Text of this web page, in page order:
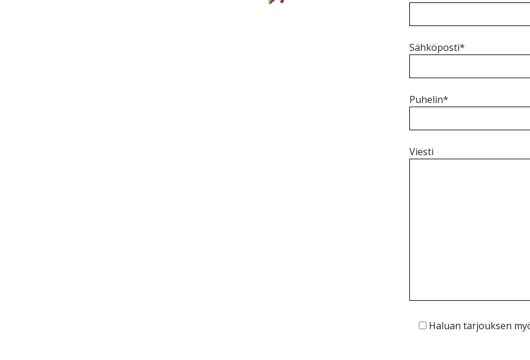
Sähköposti*
Puhelin*
Viesti
Haluan tarjouksen